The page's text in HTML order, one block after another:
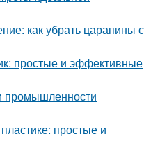
как убрать царапины с
простые и эффективные
промышленности
простые и